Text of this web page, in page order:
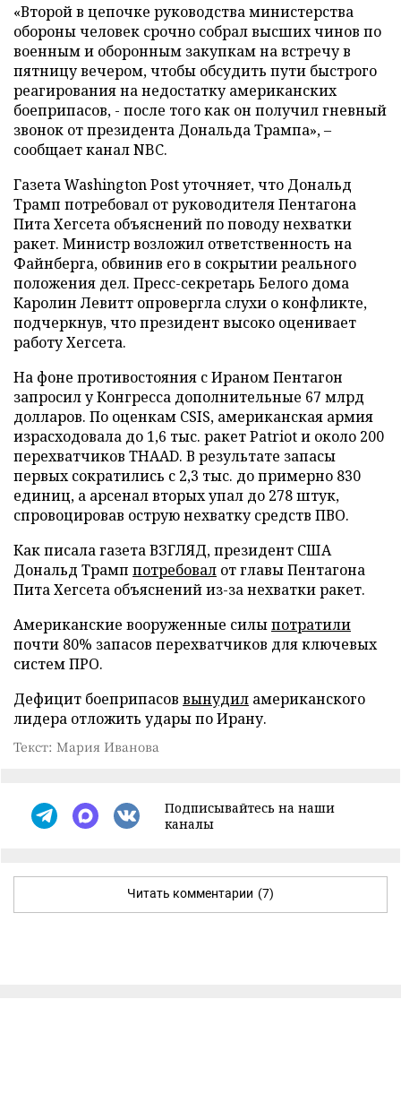
«Второй в цепочке руководства министерства
обороны человек срочно собрал высших чинов по
военным и оборонным закупкам на встречу в
пятницу вечером, чтобы обсудить пути быстрого
реагирования на недостатку американских
боеприпасов, - после того как он получил гневный
звонок от президента Дональда Трампа», –
сообщает канал NBC.
Газета Washington Post уточняет, что Дональд
Трамп потребовал от руководителя Пентагона
Пита Хегсета объяснений по поводу нехватки
ракет. Министр возложил ответственность на
Файнберга, обвинив его в сокрытии реального
положения дел. Пресс-секретарь Белого дома
Каролин Левитт опровергла слухи о конфликте,
подчеркнув, что президент высоко оценивает
работу Хегсета.
На фоне противостояния с Ираном Пентагон
запросил у Конгресса дополнительные 67 млрд
долларов. По оценкам CSIS, американская армия
израсходовала до 1,6 тыс. ракет Patriot и около 200
перехватчиков THAAD. В результате запасы
первых сократились с 2,3 тыс. до примерно 830
единиц, а арсенал вторых упал до 278 штук,
спровоцировав острую нехватку средств ПВО.
Как писала газета ВЗГЛЯД, президент США
Дональд Трамп потребовал от главы Пентагона
Пита Хегсета объяснений из-за нехватки ракет.
Американские вооруженные силыпотратили
почти 80% запасов перехватчиков для ключевых
систем ПРО.
Дефицит боеприпасов вынудил американского
лидера отложить удары по Ирану.
Текст: Мария Иванова
Подписывайтесь на наши
каналы
Читать комментарии (7)